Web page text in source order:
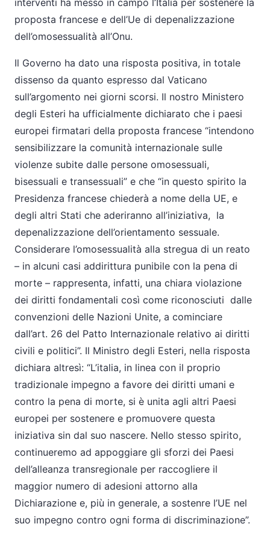
interventi ha messo in campo l’Italia per sostenere la
proposta francese e dell’Ue di depenalizzazione
dell’omosessualità all’Onu.
Il Governo ha dato una risposta positiva, in totale
dissenso da quanto espresso dal Vaticano
sull’argomento nei giorni scorsi. Il nostro Ministero
degli Esteri ha ufficialmente dichiarato che i paesi
europei firmatari della proposta francese “intendono
sensibilizzare la comunità internazionale sulle
violenze subite dalle persone omosessuali,
bisessuali e transessuali” e che “in questo spirito la
Presidenza francese chiederà a nome della UE, e
degli altri Stati che aderiranno all’iniziativa, la
depenalizzazione dell’orientamento sessuale.
Considerare l’omosessualità alla stregua di un reato
– in alcuni casi addirittura punibile con la pena di
morte – rappresenta, infatti, una chiara violazione
dei diritti fondamentali così come riconosciuti dalle
convenzioni delle Nazioni Unite, a cominciare
dall’art. 26 del Patto Internazionale relativo ai diritti
civili e politici”. Il Ministro degli Esteri, nella risposta
dichiara altresì: “L’italia, in linea con il proprio
tradizionale impegno a favore dei diritti umani e
contro la pena di morte, si è unita agli altri Paesi
europei per sostenere e promuovere questa
iniziativa sin dal suo nascere. Nello stesso spirito,
continueremo ad appoggiare gli sforzi dei Paesi
dell’alleanza transregionale per raccogliere il
maggior numero di adesioni attorno alla
Dichiarazione e, più in generale, a sostenre l’UE nel
suo impegno contro ogni forma di discriminazione”.